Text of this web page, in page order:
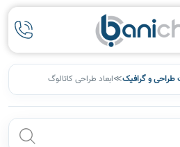
طراحی و گرافیک≫ابعاد طراحی کاتالوگ